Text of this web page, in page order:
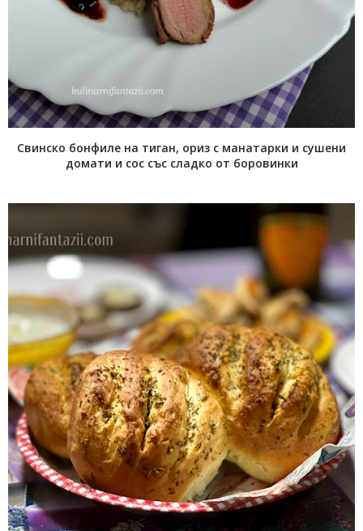
Свинско бонфиле на тиган, ориз с манатарки и сушени
домати и сос със сладко от боровинки